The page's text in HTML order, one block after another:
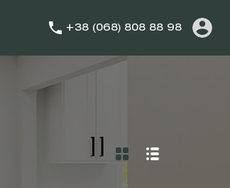
+38 (068) 808 88 98